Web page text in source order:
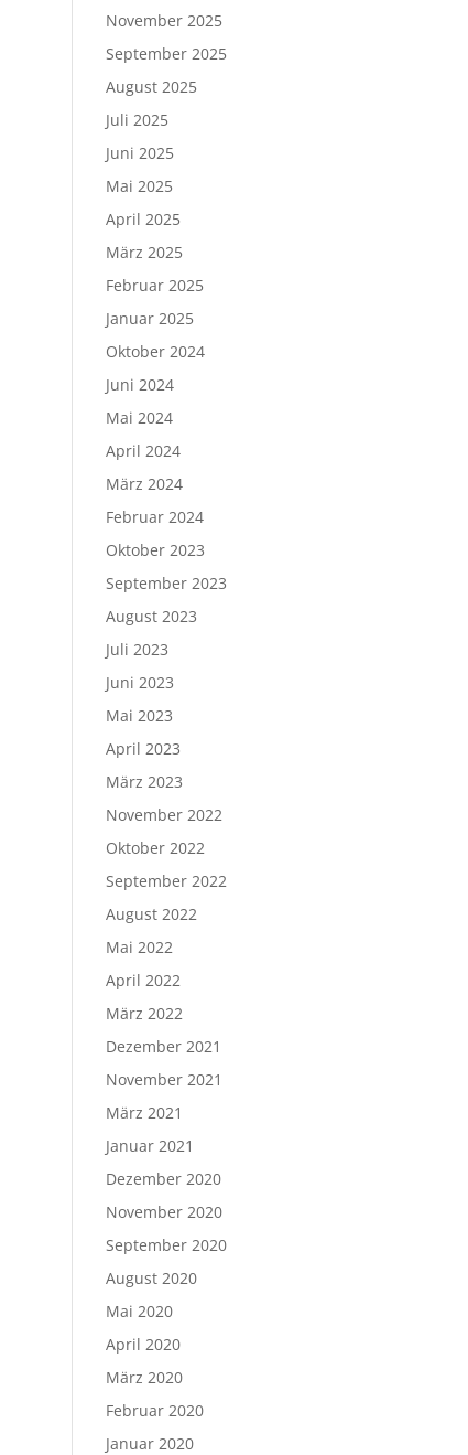
November 2025
September 2025
August 2025
Juli 2025
Juni 2025
Mai 2025
April 2025
März 2025
Februar 2025
Januar 2025
Oktober 2024
Juni 2024
Mai 2024
April 2024
März 2024
Februar 2024
Oktober 2023
September 2023
August 2023
Juli 2023
Juni 2023
Mai 2023
April 2023
März 2023
November 2022
Oktober 2022
September 2022
August 2022
Mai 2022
April 2022
März 2022
Dezember 2021
November 2021
März 2021
Januar 2021
Dezember 2020
November 2020
September 2020
August 2020
Mai 2020
April 2020
März 2020
Februar 2020
Januar 2020